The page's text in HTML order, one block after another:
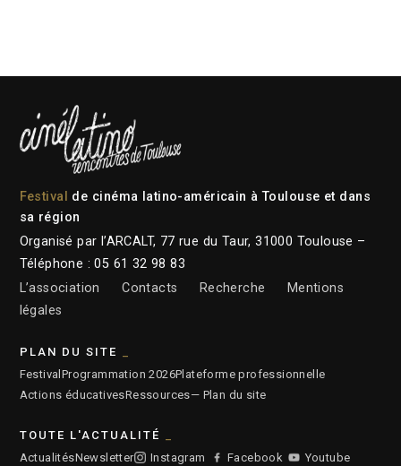
Festival de cinéma latino-américain à Toulouse et dans
sa région
Organisé par l’ARCALT, 77 rue du Taur, 31000 Toulouse –
Téléphone : 05 61 32 98 83
L’association
Contacts Recherche
Mentions
légales
PLAN DU SITE
Festival Programmation 2026Plateforme professionnelle
Actions éducativesRessources— Plan du site
TOUTE L'ACTUALITÉ
ActualitésNewsletter Instagram Facebook Youtube